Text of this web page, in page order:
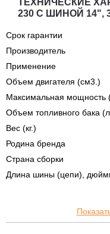
ТЕХНИЧЕСКИЕ
230 С ШИНОЙ 14",
Срок гарантии
Производитель
Применение
Объем двигателя (см3.)
Максимальная мощность
Объем топливного бака
Вес (кг.)
Родина бренда
Страна сборки
Длина шины (цепи),